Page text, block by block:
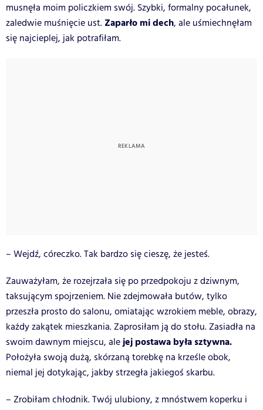
musnęła moim policzkiem swój. Szybki, formalny pocałunek,
zaledwie muśnięcie ust. Zaparło mi dech, ale uśmiechnęłam
się najcieplej, jak potrafiłam.
– Wejdź, córeczko. Tak bardzo się cieszę, że jesteś.
Zauważyłam, że rozejrzała się po przedpokoju z dziwnym,
taksującym spojrzeniem. Nie zdejmowała butów, tylko
przeszła prosto do salonu, omiatając wzrokiem meble, obrazy,
każdy zakątek mieszkania. Zaprosiłam ją do stołu. Zasiadła na
swoim dawnym miejscu, alejej postawa była sztywna.
Położyła swoją dużą, skórzaną torebkę na krześle obok,
niemal jej dotykając, jakby strzegła jakiegoś skarbu.
– Zrobiłam chłodnik. Twój ulubiony, z mnóstwem koperku i